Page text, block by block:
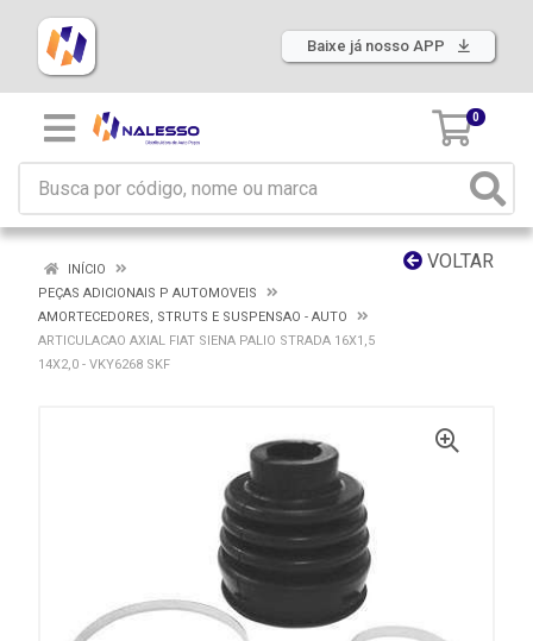
Baixe já nosso APP
0
VOLTAR
INÍCIO
PEÇAS ADICIONAIS P AUTOMOVEIS
AMORTECEDORES, STRUTS E SUSPENSAO - AUTO
ARTICULACAO AXIAL FIAT SIENA PALIO STRADA 16X1,5
14X2,0 - VKY6268 SKF